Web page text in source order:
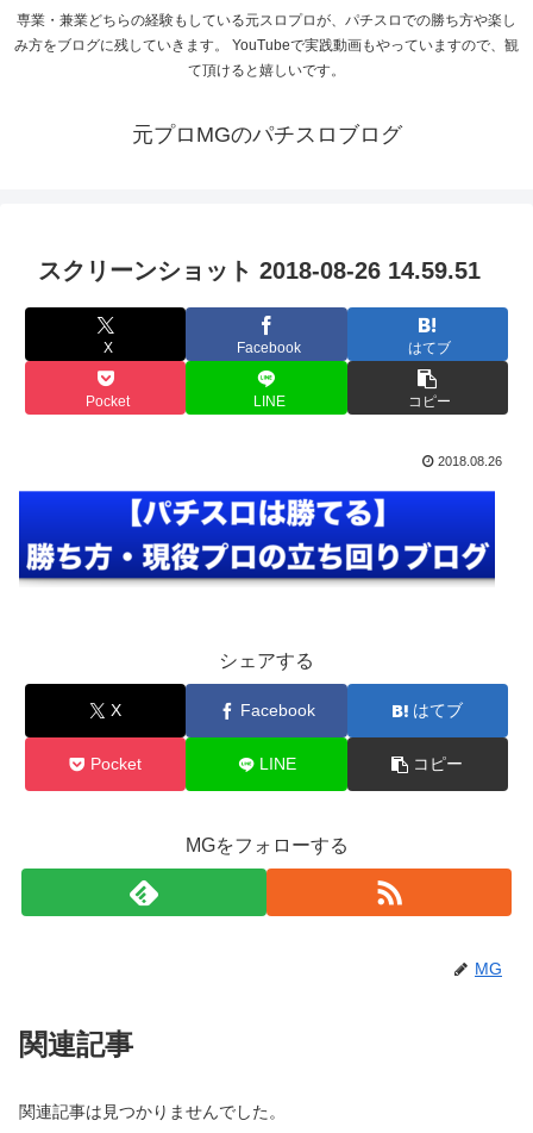
専業・兼業どちらの経験もしている元スロプロが、パチスロでの勝ち方や楽し
み方をブログに残していきます。 YouTubeで実践動画もやっていますので、観
て頂けると嬉しいです。
元プロMGのパチスロブログ
スクリーンショット 2018-08-26 14.59.51
X Facebook はてブ
Pocket LINE コピー
2018.08.26
シェアする
X Facebook はてブ
Pocket LINE コピー
MGをフォローする
MG
関連記事
関連記事は見つかりませんでした。